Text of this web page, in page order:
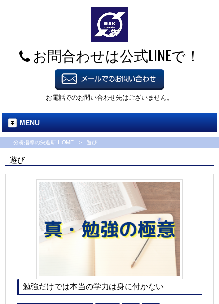
お問合わせは公式LINEで！
お電話でのお問い合わせ先はございません。
MENU
分析指導の栄進研 HOME > 遊び
遊び
勉強だけでは本当の学力は身に付かない